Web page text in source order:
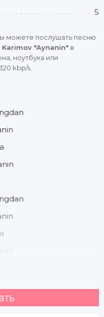
5
можете послушать песню
Karimov "Aynanin" в
ноутбука или
kbp/s.